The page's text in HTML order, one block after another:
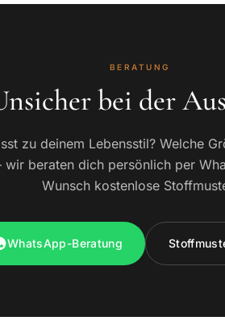
BERATUNG
bei der
zu deinem Lebensstil? Welche
wir beraten dich persönlich per
Wunsch kostenlose
WhatsApp-Beratung